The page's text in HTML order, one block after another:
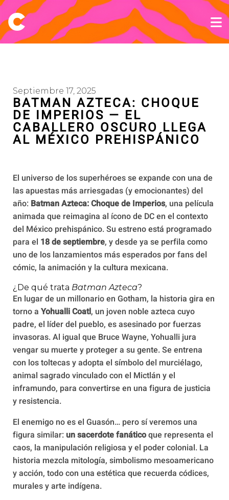
Septiembre 17, 2025
BATMAN AZTECA: CHOQUE
DE IMPERIOS — EL
CABALLERO OSCURO LLEGA
AL MÉXICO PREHISPÁNICO
El universo de los superhéroes se expande con una de
las apuestas más arriesgadas (y emocionantes) del
año: Batman Azteca: Choque de Imperios, una película
animada que reimagina al ícono de DC en el contexto
del México prehispánico. Su estreno está programado
para el 18 de septiembre, y desde ya se perfila como
uno de los lanzamientos más esperados por fans del
cómic, la animación y la cultura mexicana.
¿De qué trata Batman Azteca?
En lugar de un millonario en Gotham, la historia gira en
torno a Yohualli Coatl, un joven noble azteca cuyo
padre, el líder del pueblo, es asesinado por fuerzas
invasoras. Al igual que Bruce Wayne, Yohualli jura
vengar su muerte y proteger a su gente. Se entrena
con los toltecas y adopta el símbolo del murciélago,
animal sagrado vinculado con el Mictlán y el
inframundo, para convertirse en una figura de justicia
y resistencia.
El enemigo no es el Guasón… pero sí veremos una
figura similar: un sacerdote fanáticoque representa el
caos, la manipulación religiosa y el poder colonial. La
historia mezcla mitología, simbolismo mesoamericano
y acción, todo con una estética que recuerda códices,
murales y arte indígena.